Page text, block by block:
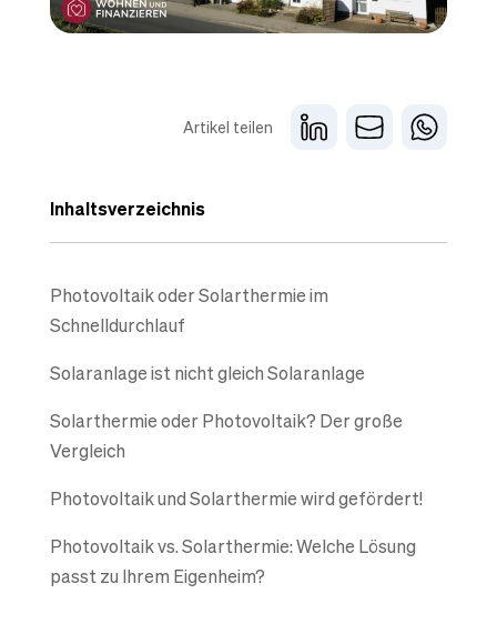
Artikel teilen
Inhaltsverzeichnis
Photovoltaik oder Solarthermie im
Schnelldurchlauf
Solaranlage ist nicht gleich Solaranlage
Solarthermie oder Photovoltaik? Der große
Vergleich
Photovoltaik und Solarthermie wird gefördert!
Photovoltaik vs. Solarthermie: Welche Lösung
passt zu Ihrem Eigenheim?